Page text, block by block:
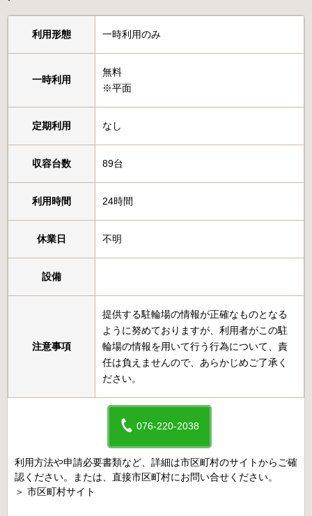
利用形態 一時利用のみ
一時利用
無料
※平面
定期利用 なし
収容台数 89台
利用時間 24時間
休業日 不明
設備
注意事項
提供する駐輪場の情報が正確なものとなる
ように努めておりますが、利用者がこの駐
輪場の情報を用いて行う行為について、責
任は負えませんので、あらかじめご了承く
ださい。
076-220-2038
利用方法や申請必要書類など、詳細は市区町村のサイトからご確
認ください。または、直接市区町村にお問い合せください。
＞ 市区町村サイト